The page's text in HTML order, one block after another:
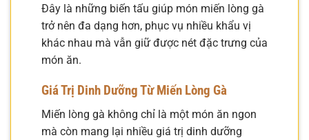
Đây là những biến tấu giúp món miến lòng gà
trở nên đa dạng hơn, phục vụ nhiều khẩu vị
khác nhau mà vẫn giữ được nét đặc trưng của
món ăn.
Giá Trị Dinh Dưỡng Từ Miến Lòng Gà
Miến lòng gà không chỉ là một món ăn ngon
mà còn mang lại nhiều giá trị dinh dưỡng